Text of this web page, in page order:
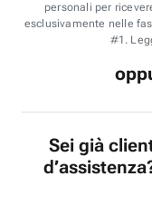
personali per
esclusivamente nelle
#1.
Sei già